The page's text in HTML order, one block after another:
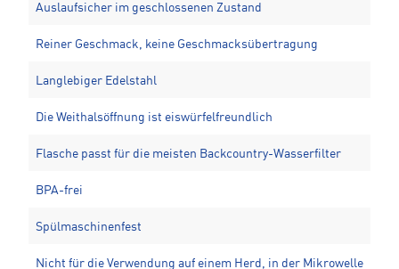
Auslaufsicher im geschlossenen Zustand
Reiner Geschmack, keine Geschmacksübertragung
Langlebiger Edelstahl
Die Weithalsöffnung ist eiswürfelfreundlich
Flasche passt für die meisten Backcountry-Wasserfilter
BPA-frei
Spülmaschinenfest
Nicht für die Verwendung auf einem Herd, in der Mikrowelle